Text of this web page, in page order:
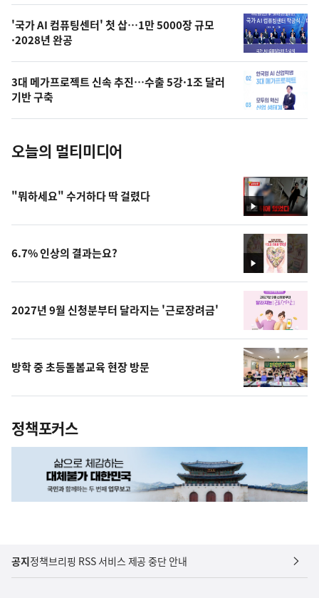
오
의
사
진
'국가 AI 컴퓨팅센터' 첫 삽…1만 5000장 규모
·2028년 완공
3대 메가프로젝트 신속 추진…수출 5강·1조 달러
기반 구축
오늘의 멀티미디어
영
상
"뭐하세요" 수거하다 딱 걸렸다
영
상
6.7% 인상의 결과는요?
2027년 9월 신청분부터 달라지는 '근로장려금'
방학 중 초등돌봄교육 현장 방문
정책포커스
공지정책브리핑 RSS 서비스 제공 중단 안내